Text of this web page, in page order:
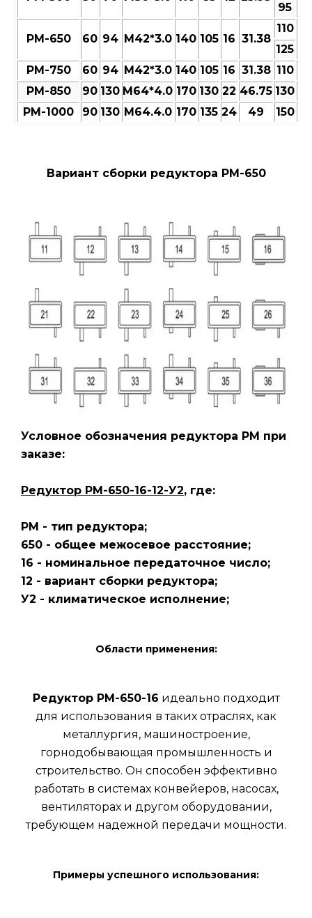
95
РМ-650 60 94 M42*3.0 140 105 16 31.38
110
125
РМ-750
60 94 M42*3.0 140 105 16 31.38 110
РМ-850
90 130 M64*4.0 170 130 22 46.75 130
РМ-1000
90 130 M64.4.0 170 135 24 49 150
Вариант сборки редуктора РМ-650
Условное обозначения редуктора РМ при
заказе:
Редуктор РМ-650-16-12-У2, где:
РМ - тип редуктора;
650 - общее межосевое расстояние;
16 - номинальное передаточное число;
12 - вариант сборки редуктора;
У2 - климатическое исполнение;
Области применения:
Редуктор РМ-650-16 идеально подходит
для использования в таких отраслях, как
металлургия, машиностроение,
горнодобывающая промышленность и
строительство. Он способен эффективно
работать в системах конвейеров, насосах,
вентиляторах и другом оборудовании,
требующем надежной передачи мощности.
Примеры успешного использования: